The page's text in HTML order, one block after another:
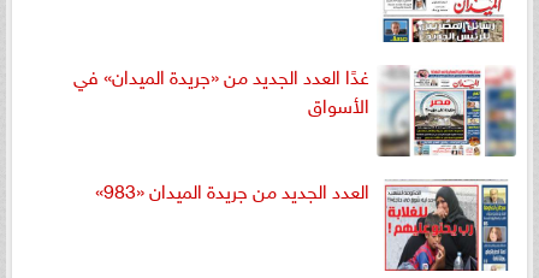
غدًا العدد الجديد من «جريدة الميدان» في
الأسواق
العدد الجديد من جريدة الميدان «983»